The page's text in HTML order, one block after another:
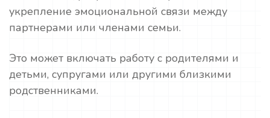
укрепление эмоциональной связи между
партнерами или членами семьи.
Это может включать работу с родителями и
детьми, супругами или другими близкими
родственниками.